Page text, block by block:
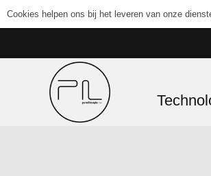
Cookies helpen ons bij het leveren van onze